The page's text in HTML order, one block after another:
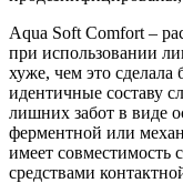
Aqua Soft Comfort –
при использовании
хуже, чем это
идентичные составу
лишних забот в виде
ферментной или
имеет совместимость
средствами